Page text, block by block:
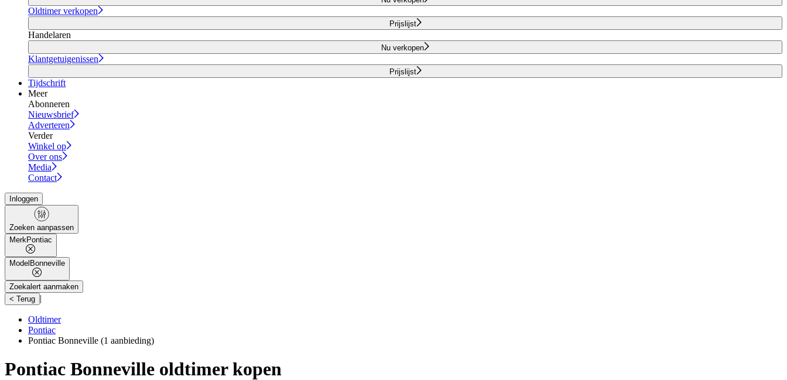
Oldtimer verkopen
Prijslijst
Handelaren
Nu verkopen
Klantgetuigenissen
Prijslijst
Tijdschrift
Meer
Abonneren
Nieuwsbrief
Adverteren
Verder
Winkel op
Over ons
Media
Contact
Inloggen
Zoeken aanpassen
MerkPontiac
ModelBonneville
Zoekalert aanmaken
< Terug |
Oldtimer
Pontiac
Pontiac Bonneville (1 aanbieding)
Pontiac Bonneville oldtimer kopen